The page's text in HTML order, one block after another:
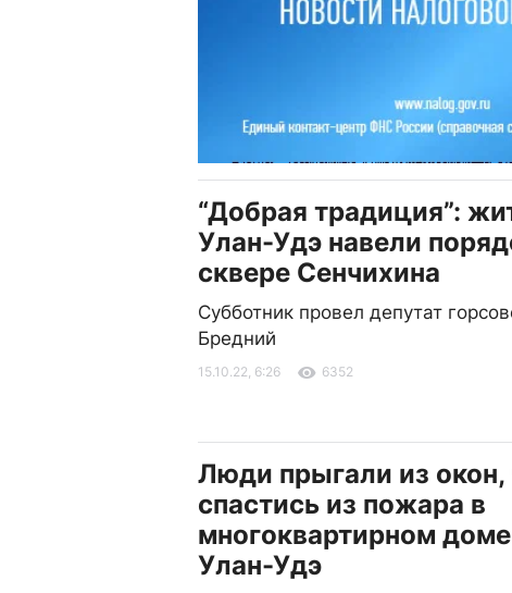
“Добрая традиция”:
Улан-Удэ навели
сквере Сенчихина
Субботник провел депутат
Бредний
15.10.22, 6:26 6352
Люди прыгали из окон,
спастись из пожара в
многоквартирном
Улан-Удэ